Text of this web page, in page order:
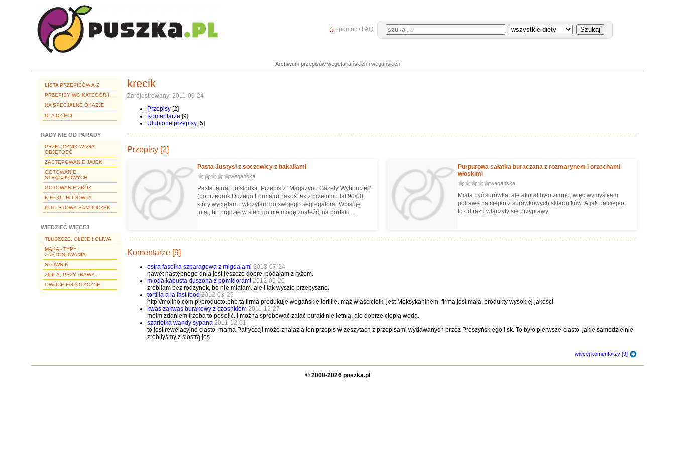
pomoc / FAQ
Archiwum przepisów wegetariańskich i wegańskich
LISTA PRZEPISÓW A-Z
PRZEPISY WG KATEGORII
NA SPECJALNE OKAZJE
DLA DZIECI
RADY NIE OD PARADY
PRZELICZNIK WAGA-
OBJĘTOŚĆ
ZASTĘPOWANIE JAJEK
GOTOWANIE
STRĄCZKOWYCH
GOTOWANIE ZBÓŻ
KIEŁKI - HODOWLA
KOTLETOWY SAMOUCZEK
WIEDZIEĆ WIĘCEJ
TŁUSZCZE, OLEJE I OLIWA
MĄKA - TYPY I
ZASTOSOWANIA
SŁOWNIK
ZIOŁA, PRZYPRAWY...
OWOCE EGZOTYCZNE
krecik
Zarejestrowany: 2011-09-24
Przepisy [2]
Komentarze [9]
Ulubione przepisy [5]
Przepisy [2]
Pasta Justysi z soczewicy z bakaliami
wegańska
Pasta fajna, bo słodka. Przepis z "Magazynu Gazety Wyborczej"
(poprzednik Dużego Formatu), jakoś tak z przełomu lat 90/00,
który wycięłam i włożyłam do swojego segregatora. Wpisuję
tutaj, bo nigdzie w sieci go nie mogę znaleźć, na portalu
Purpurowa sałatka buraczana z rozmarynem i orzechami
włoskimi
wegańska
Miała być surówka, ale akurat było zimno, więc wymyśliłam
potrawę na ciepło z surówkowych składników. A jak na ciepło,
to od razu włączyły się przyprawy.
Komentarze [9]
ostra fasolka szparagowa z migdalami 2013-07-24
nawet następnego dnia jest jeszcze dobre. podałam z ryżem.
mloda kapusta duszona z pomidorami 2012-05-20
zrobiłam bez rodzynek, bo nie miałam. ale i tak wyszło przepyszne.
tortilla a la fast food 2012-03-25
http://molino.com.pl/producto.php ta firma produkuje wegańskie tortille. mąż właścicielki jest Meksykaninem, firma jest mała, produkty wysokiej jakości.
kwas zakwas burakowy z czosnkiem 2011-12-27
moim zdaniem trzeba to posolić. i można spróbować zalać buraki nie letnią, ale dobrze ciepłą wodą.
szarlotka wandy sypana 2011-12-01
to jest rewelacyjne ciasto. mama Patrycccji może znalazla ten przepis w zeszytach z przepisami wydawanych przez Prószyńskiego i sk. To było pierwsze ciasto, jakie samodzielnie
zrobiłyśmy z siostrą jes
więcej komentarzy [9]
© 2000-2026 puszka.pl